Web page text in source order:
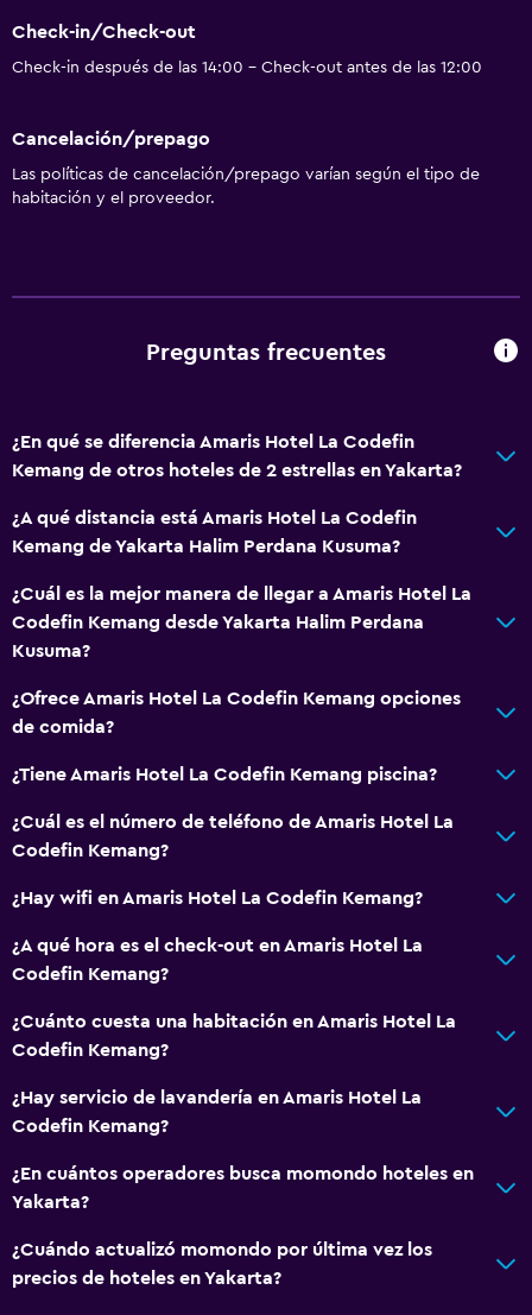
Espacio de almacenamiento
Caja fuerte
Check-in/Check-out
Check-in después de las 14:00 - Check-out antes de las 12:00
Cancelación/prepago
Las políticas de cancelación/prepago varían según el tipo de
habitación y el proveedor.
Preguntas frecuentes
¿En qué se diferencia Amaris Hotel La Codefin
Kemang de otros hoteles de 2 estrellas en Yakarta?
¿A qué distancia está Amaris Hotel La Codefin
Kemang de Yakarta Halim Perdana Kusuma?
¿Cuál es la mejor manera de llegar a Amaris Hotel La
Codefin Kemang desde Yakarta Halim Perdana
Kusuma?
¿Ofrece Amaris Hotel La Codefin Kemang opciones
de comida?
¿Tiene Amaris Hotel La Codefin Kemang piscina?
¿Cuál es el número de teléfono de Amaris Hotel La
Codefin Kemang?
¿Hay wifi en Amaris Hotel La Codefin Kemang?
¿A qué hora es el check-out en Amaris Hotel La
Codefin Kemang?
¿Cuánto cuesta una habitación en Amaris Hotel La
Codefin Kemang?
¿Hay servicio de lavandería en Amaris Hotel La
Codefin Kemang?
¿En cuántos operadores busca momondo hoteles en
Yakarta?
¿Cuándo actualizó momondo por última vez los
precios de hoteles en Yakarta?